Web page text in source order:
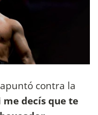
contra la
me decís que te